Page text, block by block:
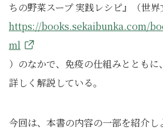
ちの野菜スープ 実践レシピ』（世
https://books.sekaibunka.com/
ml
）のなかで、免疫の仕組みとともに
詳しく解説している。
今回は、本書の内容の一部を紹介し